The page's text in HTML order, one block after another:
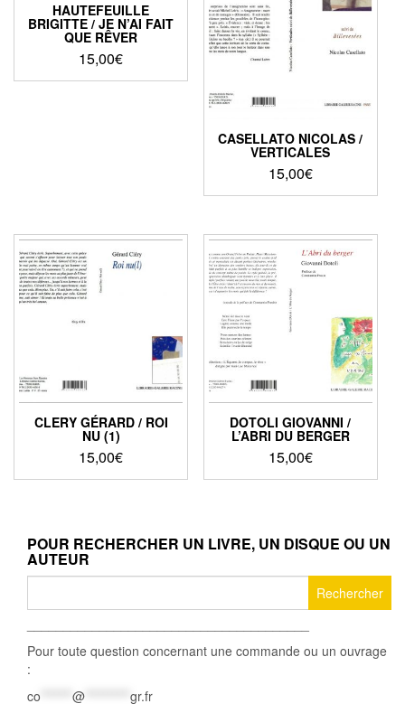
HAUTEFEUILLE
BRIGITTE / JE N’AI FAIT
QUE RÊVER
15,00€
CASELLATO NICOLAS /
VERTICALES
15,00€
CLERY GÉRARD / ROI
NU (1)
15,00€
DOTOLI GIOVANNI /
L’ABRI DU BERGER
15,00€
POUR RECHERCHER UN LIVRE, UN DISQUE OU UN
AUTEUR
Pour toute question concernant une commande ou un ouvrage
:
co
@ gr.fr